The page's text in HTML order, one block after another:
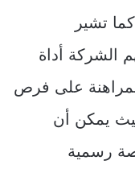
تشير
الشركة أداة
على فرص
يمكن أن
رسمية